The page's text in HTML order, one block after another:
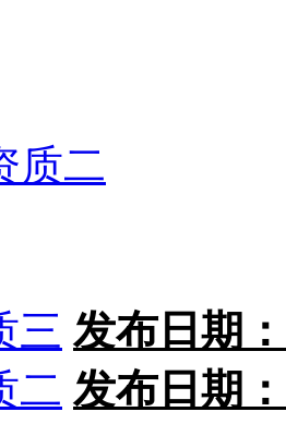
质二
三 发布日期：
二 发布日期：